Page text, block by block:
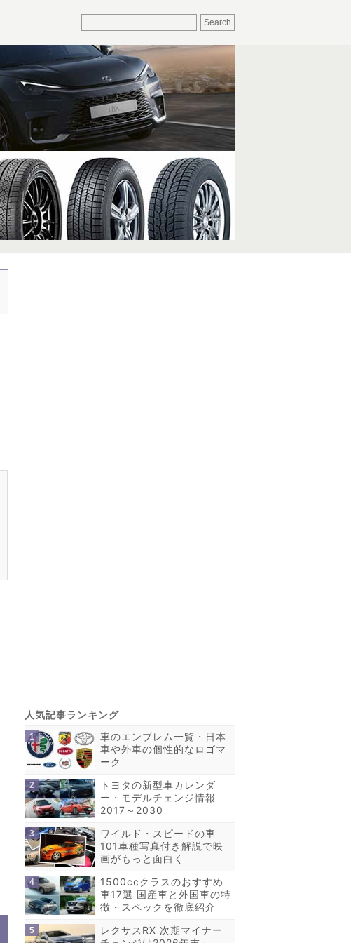
車のエンブレム一覧・日本
車や外車の個性的なロゴマ
ーク
トヨタの新型車カレンダ
ー・モデルチェンジ情報
2017～2030
ワイルド・スピードの車
101車種写真付き解説で映
画がもっと面白く
1500ccクラスのおすすめ
車17選 国産車と外国車の特
徴・スペックを徹底紹介
レクサスRX 次期マイナー